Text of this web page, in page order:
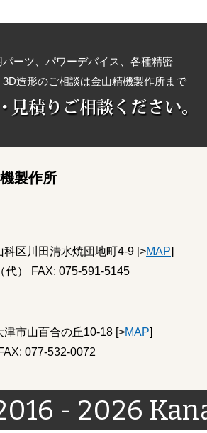
ーツ、パワーデバイス、各種精密
造形のご相談は金山精機製作所まで
製作所
区川田清水焼団地町4-9 [>MAP]
代） FAX: 075-591-5145
市山百合の丘10-18 [>MAP]
077-532-0072
- 2026